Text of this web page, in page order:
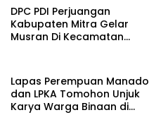
DPC PDI Perjuangan
Kabupaten Mitra Gelar
Musran Di Kecamatan
Lapas Perempuan Manado
dan LPKA Tomohon Unjuk
Karya Warga Binaan di